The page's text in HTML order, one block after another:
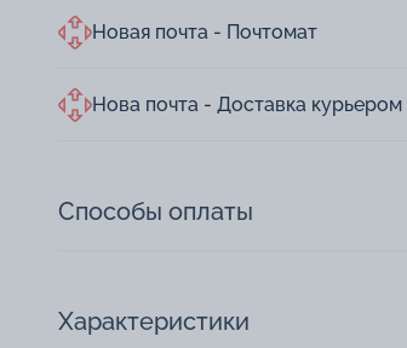
Новая почта - Почтомат
Нова почта - Доставка курьером
Способы оплаты
Характеристики